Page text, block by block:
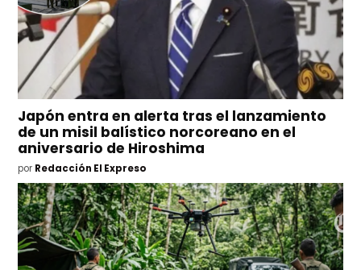
Japón entra en alerta tras el lanzamiento
de un misil balístico norcoreano en el
aniversario de Hiroshima
por Redacción El Expreso